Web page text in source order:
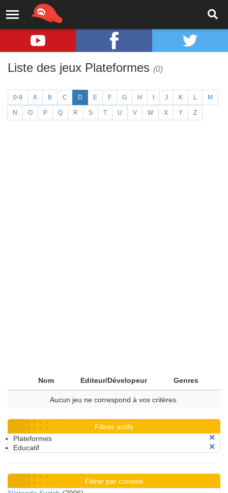
Liste des jeux Plateformes (0)
0-9 A B C D E F G H J K L M
N O P Q R S T U V W X Y Z
Nom Editeur/Dévelopeur Genres
Aucun jeu ne correspond à vos critères.
Filtres actifs
Plateformes
Educatif
Filtrer par console